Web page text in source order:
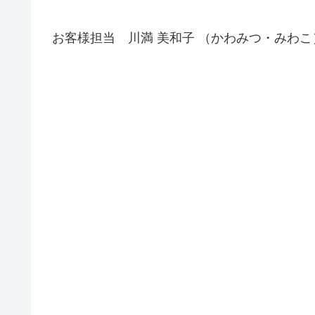
お客様担当 川満 美和子 （かわみつ・みわこ